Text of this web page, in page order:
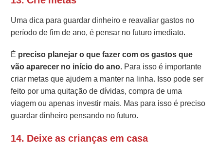
Uma dica para guardar dinheiro e reavaliar gastos no
período de fim de ano, é pensar no futuro imediato.
É preciso planejar o que fazer com os gastos que
vão aparecer no início do ano. Para isso é importante
criar metas que ajudem a manter na linha. Isso pode ser
feito por uma quitação de dívidas, compra de uma
viagem ou apenas investir mais. Mas para isso é preciso
guardar dinheiro pensando no futuro.
14. Deixe as crianças em casa